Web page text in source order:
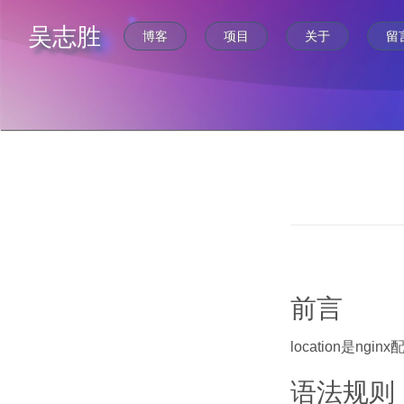
吴志胜 博客 项目 关于 留
前言
location是nginx
语法规则